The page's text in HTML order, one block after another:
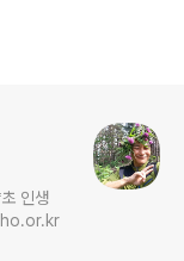
인생